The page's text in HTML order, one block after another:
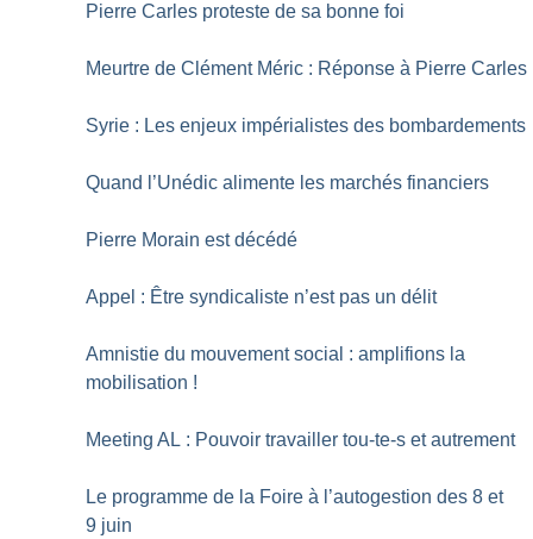
Pierre Carles proteste de sa bonne foi
Meurtre de Clément Méric : Réponse à Pierre Carles
Syrie : Les enjeux impérialistes des bombardements
Quand l’Unédic alimente les marchés financiers
Pierre Morain est décédé
Appel : Être syndicaliste n’est pas un délit
Amnistie du mouvement social : amplifions la
mobilisation !
Meeting AL : Pouvoir travailler tou-te-s et autrement
Le programme de la Foire à l’autogestion des 8 et
9 juin